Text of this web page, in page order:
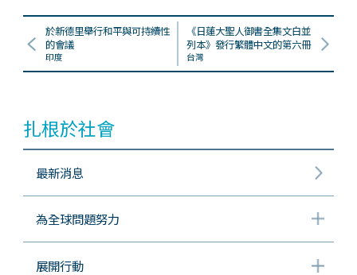
於新德里舉行和平與可持續性
的會議
印度
《日蓮大聖人御書全集文白並
列本》發行繁體中文的第六冊
台灣
扎根於社會
最新消息
為全球問題努力
展開行動